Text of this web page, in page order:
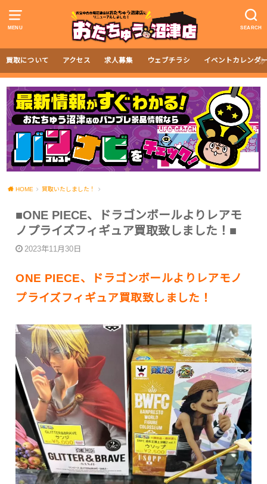
MENU SEARCH
買取について アクセス 求人募集 ウェブチラシ イベントカレンダ
HOME 買取いたしました！
■ONE PIECE、ドラゴンボールよりレアモ
ノプライズフィギュア買取致しました！■
2023年11月30日
ONE PIECE、ドラゴンボールよりレアモノ
プライズフィギュア買取致しました！